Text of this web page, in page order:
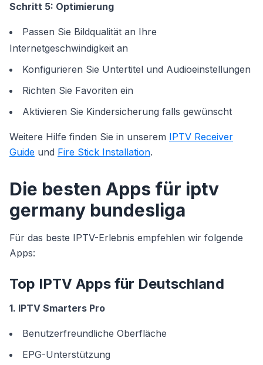
Schritt 5: Optimierung
Passen Sie Bildqualität an Ihre
Internetgeschwindigkeit an
Konfigurieren Sie Untertitel und Audioeinstellungen
Richten Sie Favoriten ein
Aktivieren Sie Kindersicherung falls gewünscht
Weitere Hilfe finden Sie in unserem IPTV Receiver
Guide und Fire Stick Installation.
Die besten Apps für iptv
germany bundesliga
Für das beste IPTV-Erlebnis empfehlen wir folgende
Apps:
Top IPTV Apps für Deutschland
1. IPTV Smarters Pro
Benutzerfreundliche Oberfläche
EPG-Unterstützung